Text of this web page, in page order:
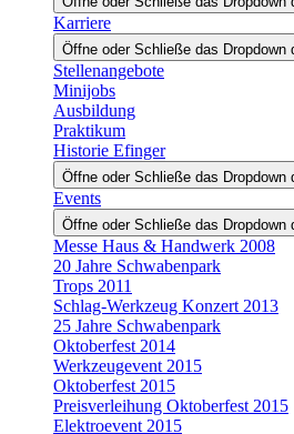
Karriere
Öffne oder Schließe das Dropdown
Stellenangebote
Minijobs
Ausbildung
Praktikum
Historie Efinger
Öffne oder Schließe das Dropdown
Events
Öffne oder Schließe das Dropdown
Messe Haus & Handwerk 2008
20 Jahre Schwabenpark
Trops 2011
Schlag-Werkzeug Konzert 2013
25 Jahre Schwabenpark
Oktoberfest 2014
Werkzeugevent 2015
Oktoberfest 2015
Preisverleihung Oktoberfest 2015
Elektroevent 2015